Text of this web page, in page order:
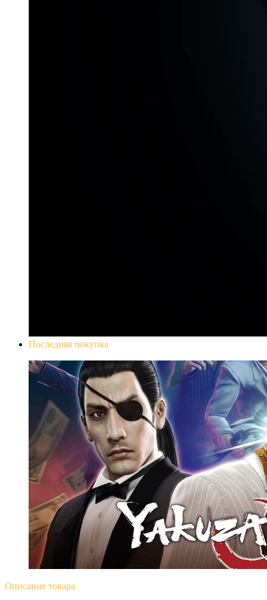
Последняя покупка
Описание товара